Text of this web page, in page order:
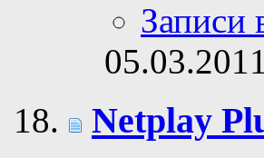
Записи
Netplay